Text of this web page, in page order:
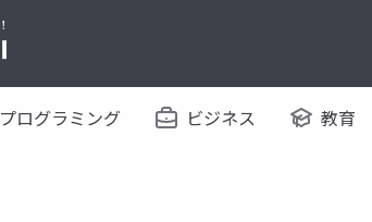
プログラミング ビジネス 教育